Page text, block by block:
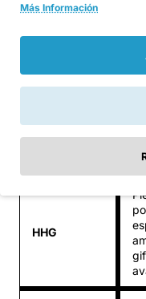
Tumbatorres
XL
HHG
Más Información